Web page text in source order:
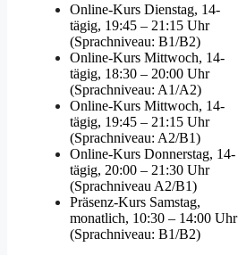
Online-Kurs Dienstag, 14-
tägig, 19:45 – 21:15 Uhr
(Sprachniveau: B1/B2)
Online-Kurs Mittwoch, 14-
tägig, 18:30 – 20:00 Uhr
(Sprachniveau: A1/A2)
Online-Kurs Mittwoch, 14-
tägig, 19:45 – 21:15 Uhr
(Sprachniveau: A2/B1)
Online-Kurs Donnerstag, 14-
tägig, 20:00 – 21:30 Uhr
(Sprachniveau A2/B1)
Präsenz-Kurs Samstag,
monatlich, 10:30 – 14:00 Uhr
(Sprachniveau: B1/B2)